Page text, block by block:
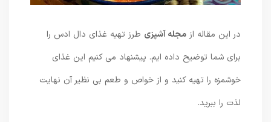
در این مقاله ازمجله آشپزیطرز تهیه غذای دال ادس را
برای شما توضیح داده ایم. پیشنهاد می کنیم این غذای
خوشمزه را تهیه کنید و از خواص و طعم بی نظیر آن نهایت
لذت را ببرید.